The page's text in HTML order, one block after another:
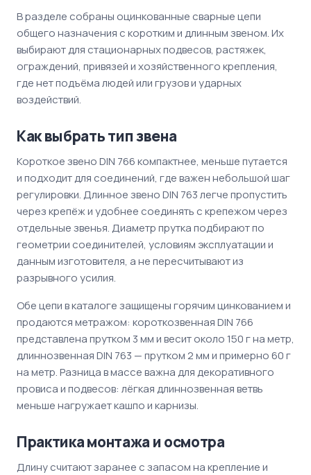
В разделе собраны оцинкованные сварные цепи
общего назначения с коротким и длинным звеном. Их
выбирают для стационарных подвесов, растяжек,
ограждений, привязей и хозяйственного крепления,
где нет подъёма людей или грузов и ударных
воздействий.
Как выбрать тип звена
Короткое звено DIN 766 компактнее, меньше путается
и подходит для соединений, где важен небольшой шаг
регулировки. Длинное звено DIN 763 легче пропустить
через крепёж и удобнее соединять с крепежом через
отдельные звенья. Диаметр прутка подбирают по
геометрии соединителей, условиям эксплуатации и
данным изготовителя, а не пересчитывают из
разрывного усилия.
Обе цепи в каталоге защищены горячим цинкованием и
продаются метражом: короткозвенная DIN 766
представлена прутком 3 мм и весит около 150 г на метр,
длиннозвенная DIN 763 — прутком 2 мм и примерно 60 г
на метр. Разница в массе важна для декоративного
провиса и подвесов: лёгкая длиннозвенная ветвь
меньше нагружает кашпо и карнизы.
Практика монтажа и осмотра
Длину считают заранее с запасом на крепление и